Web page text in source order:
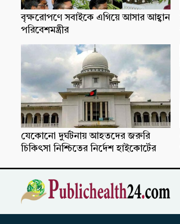
বৃক্ষরোপণে সবাইকে এগিয়ে আসার আহ্বান
পরিবেশমন্ত্রীর
যেকোনো দুর্ঘটনায় আহতদের জরুরি
চিকিৎসা নিশ্চিতের নির্দেশ হাইকোর্টের